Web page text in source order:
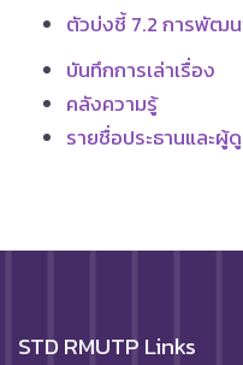
ตัวบ่งชี้ 7.2 การพัฒ
บันทึกการเล่าเรื่อง
คลังความรู้
รายชื่อประธานและผู้
STD RMUTP Links